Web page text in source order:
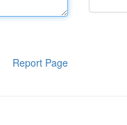
Report Page